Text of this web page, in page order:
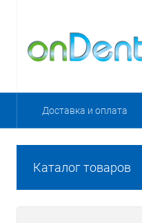
Доставка и оплата
Каталог товаров